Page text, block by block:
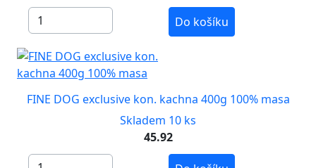
Do košíku
FINE DOG exclusive kon. kachna 400g 100% masa
Skladem 10 ks
45.92